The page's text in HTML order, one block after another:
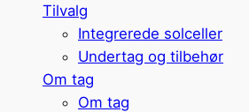
Tilvalg
Integrerede solceller
Undertag og tilbehør
Om tag
Om tag